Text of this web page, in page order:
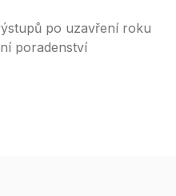
po uzavření roku
poradenství